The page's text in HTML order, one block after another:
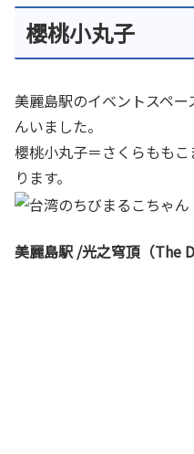
櫻桃小丸子
美麗島駅のイベントスペ
んいました。
櫻桃小丸子＝さくらもも
ります。
美麗島駅 /光之穹頂（The